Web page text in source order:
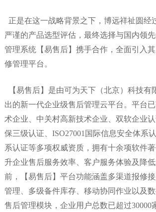
正是在这一战略背景之下，博远祥祉圆经
严谨的产品选型评估，最终选择与国内领
管理系统【易售后】 携手合作，全面引入
修管理平台。
【易售后】 是由可为天下（北京）科技有
出的新一代企业级售后管理云平台。平台
术企业、中关村高新技术企业、双软企业
保三级认证、ISO27001国际信息安全体系
系认证等多项权威资质，拥有十余项软件
升企业售后服务效率、客户服务体验及降
前，
【易售后】 平台功能涵盖多渠道报修
管理、多级备件库存、移动协同作业以及
售后管理模块，企业用户总数已超过30000